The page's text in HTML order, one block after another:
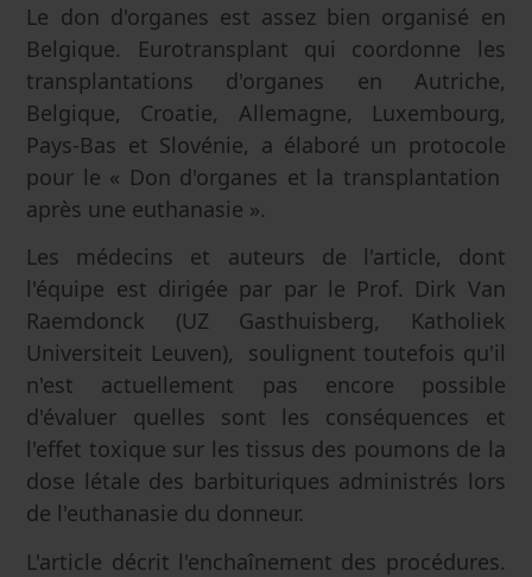
Le don d'organes est assez bien organisé en
Belgique. Eurotransplant qui coordonne les
transplantations d'organes en Autriche,
Belgique, Croatie, Allemagne, Luxembourg,
Pays-Bas et Slovénie, a élaboré un protocole
pour le « Don d'organes et la transplantation
après une euthanasie ».
Les médecins et auteurs de l'article, dont
l'équipe est dirigée par par le Prof. Dirk Van
Raemdonck (UZ Gasthuisberg, Katholiek
Universiteit Leuven), soulignent toutefois qu'il
n'est actuellement pas encore possible
d'évaluer quelles sont les conséquences et
l'effet toxique sur les tissus des poumons de la
dose létale des barbituriques administrés lors
de l'euthanasie du donneur.
L'article décrit l'enchaînement des procédures.